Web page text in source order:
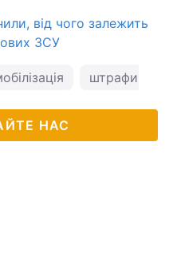
від чого залежить
ЗСУ
штрафи
НАС